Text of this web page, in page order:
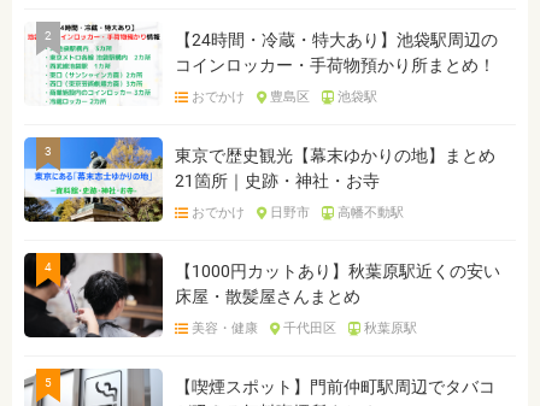
2
【24時間・冷蔵・特大あり】池袋駅周辺の
コインロッカー・手荷物預かり所まとめ！
おでかけ 豊島区 池袋駅
3
東京で歴史観光【幕末ゆかりの地】まとめ
21箇所｜史跡・神社・お寺
おでかけ 日野市 高幡不動駅
4
【1000円カットあり】秋葉原駅近くの安い
床屋・散髪屋さんまとめ
美容・健康 千代田区 秋葉原駅
5
【喫煙スポット】門前仲町駅周辺でタバコ